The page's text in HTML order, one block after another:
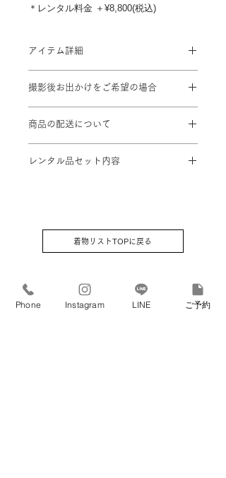
＊レンタル料金 ＋¥8,800(税込)
アイテム詳細
身丈：76cm 肩裄：42cm 袖丈：
57cm
※標準サイズに調整済み。
撮影後お出かけをご希望の場合
す
商品の配送について
着するよう手配致します。
レンタル品セット内容
巾着 ⑧髪飾り (⑦⑧はお着物屋さんセ
レクトです)
着物リストTOPに戻る
Phone Instagram LINE ご予約